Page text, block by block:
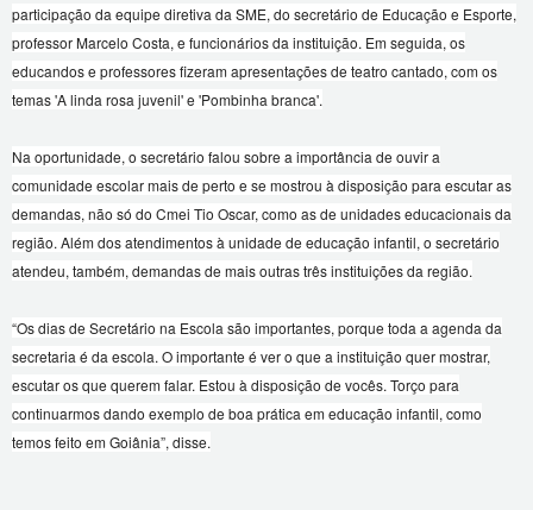
participação da equipe diretiva da SME, do secretário de Educação e Esporte,
professor Marcelo Costa, e funcionários da instituição. Em seguida, os
educandos e professores fizeram apresentações de teatro cantado, com os
temas 'A linda rosa juvenil' e 'Pombinha branca'.
Na oportunidade, o secretário falou sobre a importância de ouvir a
comunidade escolar mais de perto e se mostrou à disposição para escutar as
demandas, não só do Cmei Tio Oscar, como as de unidades educacionais da
região. Além dos atendimentos à unidade de educação infantil, o secretário
atendeu, também, demandas de mais outras três instituições da região.
“Os dias de Secretário na Escola são importantes, porque toda a agenda da
secretaria é da escola. O importante é ver o que a instituição quer mostrar,
escutar os que querem falar. Estou à disposição de vocês. Torço para
continuarmos dando exemplo de boa prática em educação infantil, como
temos feito em Goiânia”, disse.